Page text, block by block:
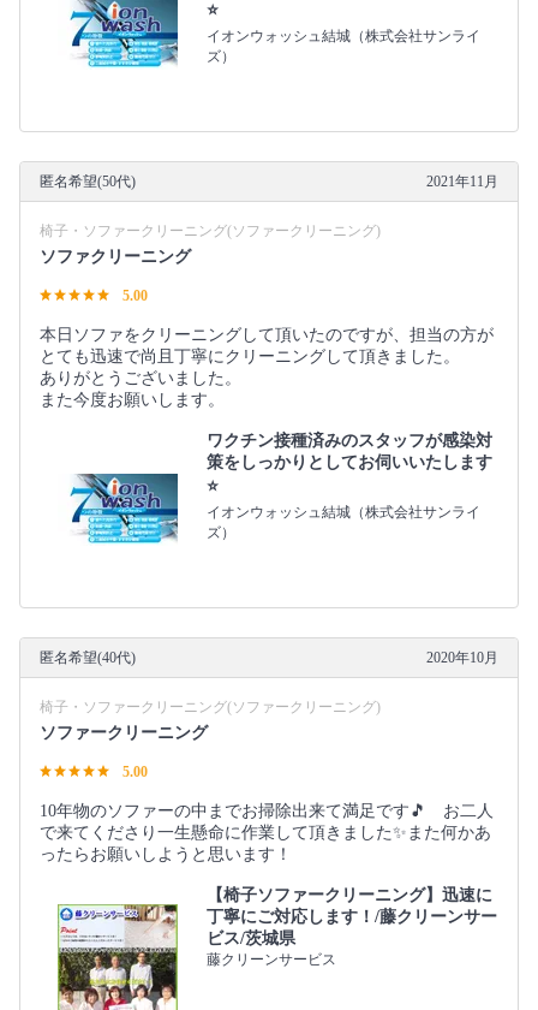
⭐️
イオンウォッシュ結城（株式会社サンライ
ズ）
匿名希望(50代) 2021年11月
椅子・ソファークリーニング(ソファークリーニング)
ソファクリーニング
5.00
本日ソファをクリーニングして頂いたのですが、担当の方が
とても迅速で尚且丁寧にクリーニングして頂きました。
ありがとうございました。
また今度お願いします。
ワクチン接種済みのスタッフが感染対
策をしっかりとしてお伺いいたします
⭐️
イオンウォッシュ結城（株式会社サンライ
ズ）
匿名希望(40代) 2020年10月
椅子・ソファークリーニング(ソファークリーニング)
ソファークリーニング
5.00
10年物のソファーの中までお掃除出来て満足です🎵 お二人
で来てくださり一生懸命に作業して頂きました✨また何かあ
ったらお願いしようと思います！
【椅子ソファークリーニング】迅速に
丁寧にご対応します！/藤クリーンサー
ビス/茨城県
藤クリーンサービス